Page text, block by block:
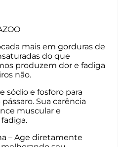
mais em gorduras de
do que
produzem dor e fadiga
não.
sódio e fosforo para
Sua carência
muscular e
– Age diretamente